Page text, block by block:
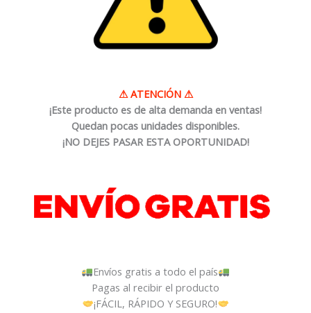
⚠ATENCIÓN ⚠
¡Este producto es de alta demanda en ventas!
Quedan pocas unidades disponibles.
¡NO DEJES PASAR ESTA OPORTUNIDAD!
Envíos gratis a todo el país
Pagas al recibir el producto
¡FÁCIL, RÁPIDO Y SEGURO!